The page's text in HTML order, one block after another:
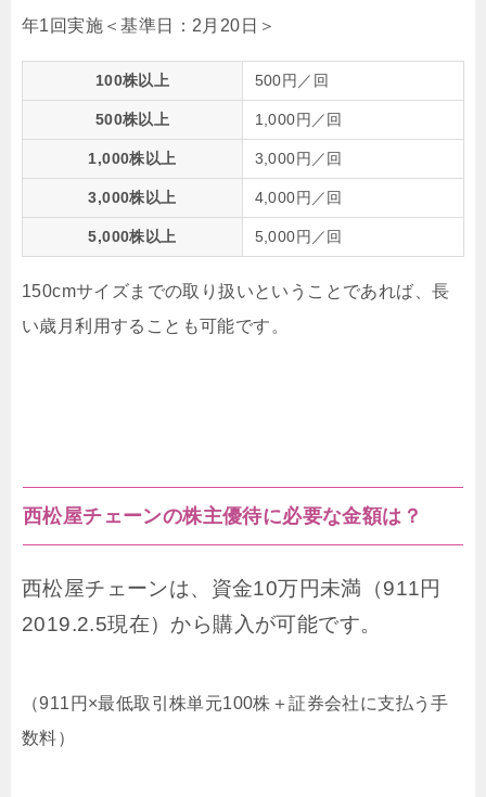
年1回実施＜基準日：2月20日＞
100株以上 500円／回
500株以上 1,000円／回
1,000株以上 3,000円／回
3,000株以上 4,000円／回
5,000株以上 5,000円／回
150cmサイズまでの取り扱いということであれば、長
い歳月利用することも可能です。
西松屋チェーンの株主優待に必要な金額は？
西松屋チェーンは、資金10万円未満（911円
2019.2.5現在）から購入が可能です。
（911円×最低取引株単元100株＋証券会社に支払う手
数料）